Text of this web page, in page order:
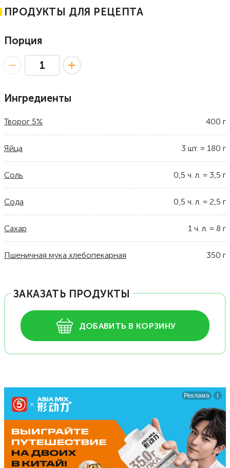
ПРОДУКТЫ ДЛЯ РЕЦЕПТА
Порция
Ингредиенты
Творог 5% 400 г
Яйца 3 шт. = 180 г
Соль 0,5 ч. л. = 3,5 г
Сода 0,5 ч. л. = 2,5 г
Сахар 1 ч. л. = 8 г
Пшеничная мука хлебопекарная 350 г
ЗАКАЗАТЬ ПРОДУКТЫ
ДОБАВИТЬ В КОРЗИНУ